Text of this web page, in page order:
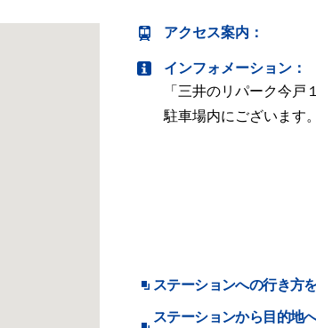
アクセス案内 ：
インフォメーション：
「三井のリパーク今戸
駐車場内にございます。
ステーションへの行き方
ステーションから目的地